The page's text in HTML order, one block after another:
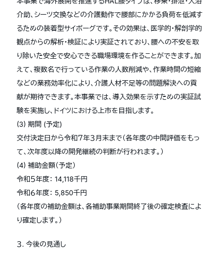
介助、シーツ交換などの介護動作で腰部にかかる負荷を低減す
るための装着型サイボーグです。その効果は、医学的・解剖学的
観点からの解析・検証により実証されており、腰への不安を取
り除いた安全で安心できる職場環境を作ることができます。加
えて、複数名で行っている作業の人数削減や、作業時間の短縮
などの業務効率化により、介護人材不足等の問題解決への貢
献が期待できます。本事業では、導入効果を示すための実証試
験を実施し、ドイツにおける上市を目指します。
(3) 期間 (予定)
交付決定日から令和７年３月末まで（各年度の中間評価をもっ
て、次年度以降の開発継続の判断が行われます。）
(4) 補助金額（予定）
令和５年度： 14,118千円
令和６年度： 5,850千円
（各年度の補助金額は、各補助事業期間終了後の確定検査によ
り確定します。）
３. 今後の見通し